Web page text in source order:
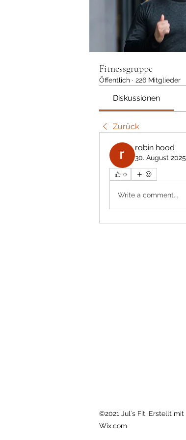
Fitnessgruppe
Öffentlich · 226 Mitglieder
Diskussionen
Zurück
robin hood
30. August 2025
0
Write a comment...
©2021 Jul`s Fit. Erstellt mit
Wix.com